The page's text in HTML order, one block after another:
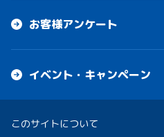
お客様アンケート
イベント・キャンペーン
このサイトについて